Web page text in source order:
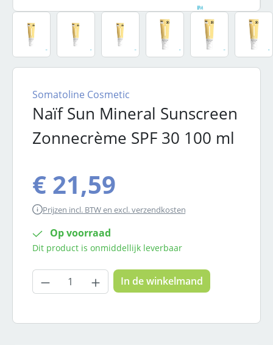
Naïf Sun Mineral Sunscreen
Zonnecrème SPF 30 100 ml
Somatoline Cosmetic
€ 21,59
Prijzen incl. BTW en excl. verzendkosten
Op voorraad
Dit product is onmiddellijk leverbaar
Producthoeveelheid: Voer de
In de winkelmand